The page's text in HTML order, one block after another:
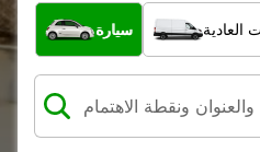
ما نوع المركبة؟
سيارة العادية